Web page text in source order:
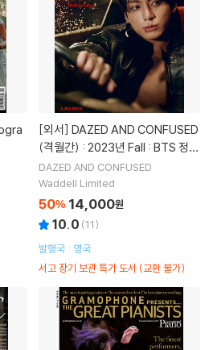
[외서]
(격월간) : 2023년 Fall : BTS 정국
커버
DAZED AND CONFUSED
Waddell Limited
서고 장기 보관 특가 도서 (교환 불가)
50% 14,000원
10.0 (11)
발행국 : 영국